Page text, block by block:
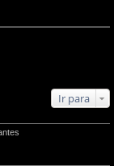
Ir para